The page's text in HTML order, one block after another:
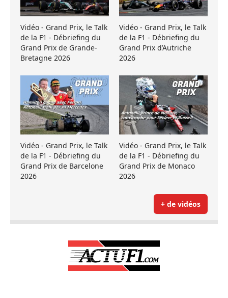
Vidéo - Grand Prix, le Talk
de la F1 - Débriefing du
Grand Prix de Grande-
Bretagne 2026
Vidéo - Grand Prix, le Talk
de la F1 - Débriefing du
Grand Prix d’Autriche
2026
Vidéo - Grand Prix, le Talk
de la F1 - Débriefing du
Grand Prix de Barcelone
2026
Vidéo - Grand Prix, le Talk
de la F1 - Débriefing du
Grand Prix de Monaco
2026
+ de vidéos